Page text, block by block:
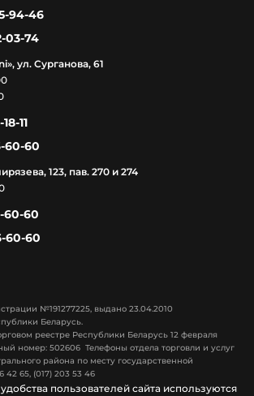
94-46
03-74
ул. Сурганова, 61
11
60-60
123, пав. 270 и 274
60-60
60-60
№191277225, выдано 23.04.2010
Беларусь.
реестре Республики Беларусь 12 февраля
номер: 502606 Телефоны отдела торговли и услуг
района по месту государственной
42 65, (017) 203 53 46
пользователей сайта используются